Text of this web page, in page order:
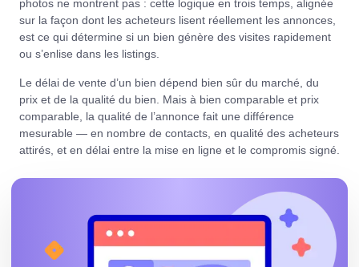
photos ne montrent pas : cette logique en trois temps, alignée
sur la façon dont les acheteurs lisent réellement les annonces,
est ce qui détermine si un bien génère des visites rapidement
ou s’enlise dans les listings.
Le délai de vente d’un bien dépend bien sûr du marché, du
prix et de la qualité du bien. Mais à bien comparable et prix
comparable, la qualité de l’annonce fait une différence
mesurable — en nombre de contacts, en qualité des acheteurs
attirés, et en délai entre la mise en ligne et le compromis signé.